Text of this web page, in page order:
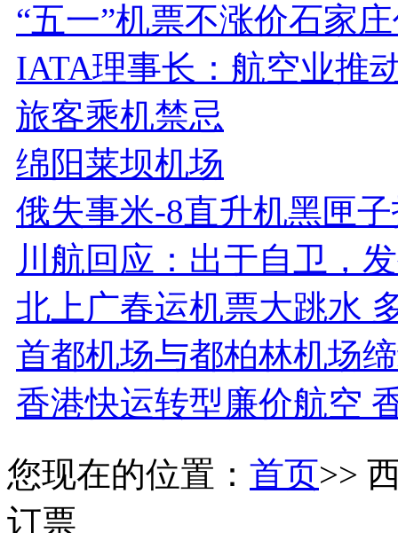
“五一”机票不涨价石家
IATA理事长：航空业推
旅客乘机禁忌
绵阳莱坝机场
俄失事米-8直升机黑匣
川航回应：出于自卫，
北上广春运机票大跳水
首都机场与都柏林机场
香港快运转型廉价航空
您现在的位置： 首页>>
订票